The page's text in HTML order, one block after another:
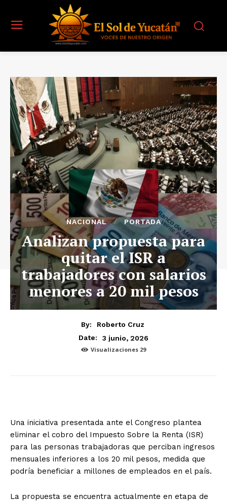
NACIONAL PORTADA
Analizan propuesta para
quitar el ISR a
trabajadores con salarios
menores a 20 mil pesos
By:
Roberto Cruz
Date:
3 junio, 2026
Visualizaciones 29
Una iniciativa presentada ante el Congreso plantea
eliminar el cobro del Impuesto Sobre la Renta (ISR)
para las personas trabajadoras que perciban ingresos
mensuales inferiores a los 20 mil pesos, medida que
podría beneficiar a millones de empleados en el país.
La propuesta se encuentra actualmente en etapa de